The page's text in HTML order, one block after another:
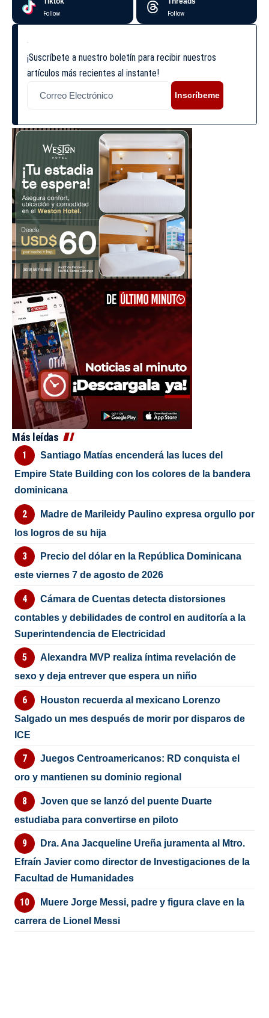
Follow Follow
¡Suscríbete a nuestro boletín para recibir nuestros
artículos más recientes al instante!
Inscríbeme
Más leídas
Santiago Matías encenderá las luces del
Empire State Building con los colores de la bandera
dominicana
Madre de Marileidy Paulino expresa orgullo por
los logros de su hija
Precio del dólar en la República Dominicana
este viernes 7 de agosto de 2026
Cámara de Cuentas detecta distorsiones
contables y debilidades de control en auditoría a la
Superintendencia de Electricidad
Alexandra MVP realiza íntima revelación de
sexo y deja entrever que espera un niño
Houston recuerda al mexicano Lorenzo
Salgado un mes después de morir por disparos de
ICE
Juegos Centroamericanos: RD conquista el
oro y mantienen su dominio regional
Joven que se lanzó del puente Duarte
estudiaba para convertirse en piloto
Dra. Ana Jacqueline Ureña juramenta al Mtro.
Efraín Javier como director de Investigaciones de la
Facultad de Humanidades
Muere Jorge Messi, padre y figura clave en la
carrera de Lionel Messi